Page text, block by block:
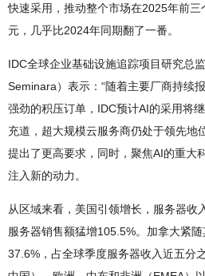
快速采用，推动整个市场在2025年前
元，几乎比2024年同期翻了一番。
IDC全球企业基础设施追踪项目研究总
Seminara）表示：“随着主要厂商持续
强劲的积压订单，IDC预计AI的采用将
充道，超大规模云服务商仍处于领先地
提出了更高要求，同时，聚焦AI的重大
注入新的动力。
从区域来看，美国引领增长，服务器收
服务器销售额猛增105.5%。加拿大紧
37.6%，占全球季度服务器收入近五分